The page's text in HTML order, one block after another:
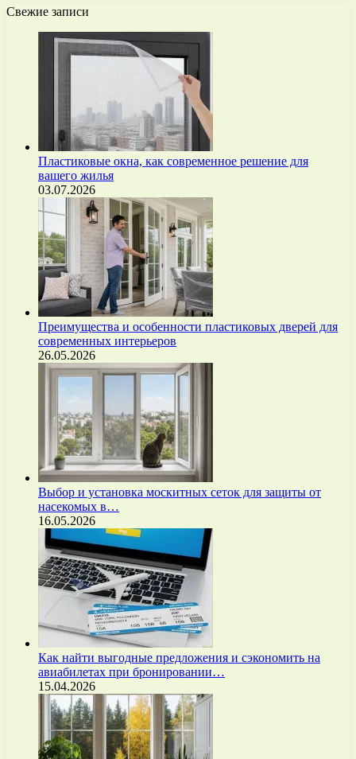
Свежие записи
Пластиковые окна, как современное решение для
вашего жилья
03.07.2026
Преимущества и особенности пластиковых дверей для
современных интерьеров
26.05.2026
Выбор и установка москитных сеток для защиты от
насекомых в…
16.05.2026
Как найти выгодные предложения и сэкономить на
авиабилетах при бронировании…
15.04.2026